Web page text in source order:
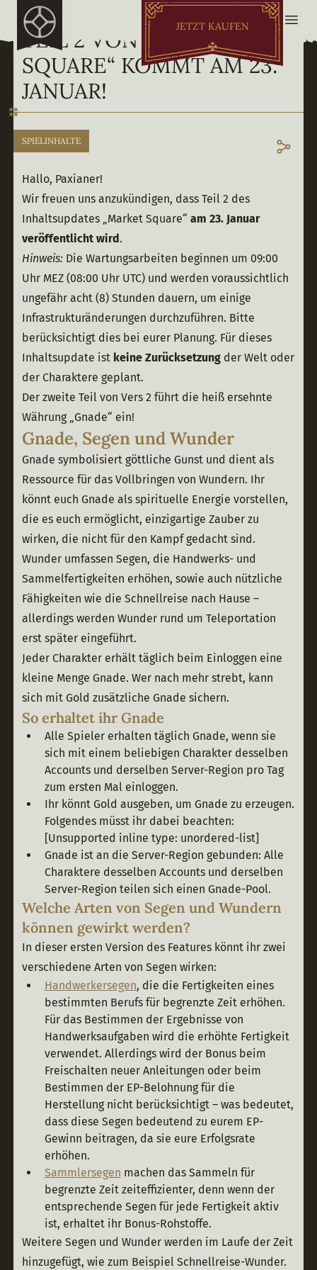
JETZT KAUFEN
TEIL 2 VON „MARKET
SQUARE“ KOMMT AM 23.
JANUAR!
SPIELINHALTE
Hallo, Paxianer!
Wir freuen uns anzukündigen, dass Teil 2 des
Inhaltsupdates „Market Square“ am 23. Januar
veröffentlicht wird.
Hinweis: Die Wartungsarbeiten beginnen um 09:00
Uhr MEZ (08:00 Uhr UTC) und werden voraussichtlich
ungefähr acht (8) Stunden dauern, um einige
Infrastrukturänderungen durchzuführen. Bitte
berücksichtigt dies bei eurer Planung. Für dieses
Inhaltsupdate ist keine Zurücksetzung der Welt oder
der Charaktere geplant.
Der zweite Teil von Vers 2 führt die heiß ersehnte
Währung „Gnade“ ein!
Gnade, Segen und Wunder
Gnade symbolisiert göttliche Gunst und dient als
Ressource für das Vollbringen von Wundern. Ihr
könnt euch Gnade als spirituelle Energie vorstellen,
die es euch ermöglicht, einzigartige Zauber zu
wirken, die nicht für den Kampf gedacht sind.
Wunder umfassen Segen, die Handwerks- und
Sammelfertigkeiten erhöhen, sowie auch nützliche
Fähigkeiten wie die Schnellreise nach Hause –
allerdings werden Wunder rund um Teleportation
erst später eingeführt.
Jeder Charakter erhält täglich beim Einloggen eine
kleine Menge Gnade. Wer nach mehr strebt, kann
sich mit Gold zusätzliche Gnade sichern.
So erhaltet ihr Gnade
Alle Spieler erhalten täglich Gnade, wenn sie
sich mit einem beliebigen Charakter desselben
Accounts und derselben Server-Region pro Tag
zum ersten Mal einloggen.
Ihr könnt Gold ausgeben, um Gnade zu erzeugen.
Folgendes müsst ihr dabei beachten:
[Unsupported inline type: unordered-list]
Gnade ist an die Server-Region gebunden: Alle
Charaktere desselben Accounts und derselben
Server-Region teilen sich einen Gnade-Pool.
Welche Arten von Segen und Wundern
können gewirkt werden?
In dieser ersten Version des Features könnt ihr zwei
verschiedene Arten von Segen wirken:
Handwerkersegen, die die Fertigkeiten eines
bestimmten Berufs für begrenzte Zeit erhöhen.
Für das Bestimmen der Ergebnisse von
Handwerksaufgaben wird die erhöhte Fertigkeit
verwendet. Allerdings wird der Bonus beim
Freischalten neuer Anleitungen oder beim
Bestimmen der EP-Belohnung für die
Herstellung nicht berücksichtigt – was bedeutet,
dass diese Segen bedeutend zu eurem EP-
Gewinn beitragen, da sie eure Erfolgsrate
erhöhen.
Sammlersegen machen das Sammeln für
begrenzte Zeit zeiteffizienter, denn wenn der
entsprechende Segen für jede Fertigkeit aktiv
ist, erhaltet ihr Bonus-Rohstoffe.
Weitere Segen und Wunder werden im Laufe der Zeit
hinzugefügt, wie zum Beispiel Schnellreise-Wunder.